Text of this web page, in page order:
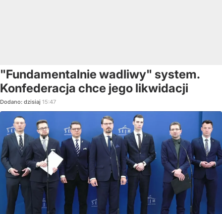
"Fundamentalnie wadliwy" system.
Konfederacja chce jego likwidacji
Dodano: dzisiaj 15:47